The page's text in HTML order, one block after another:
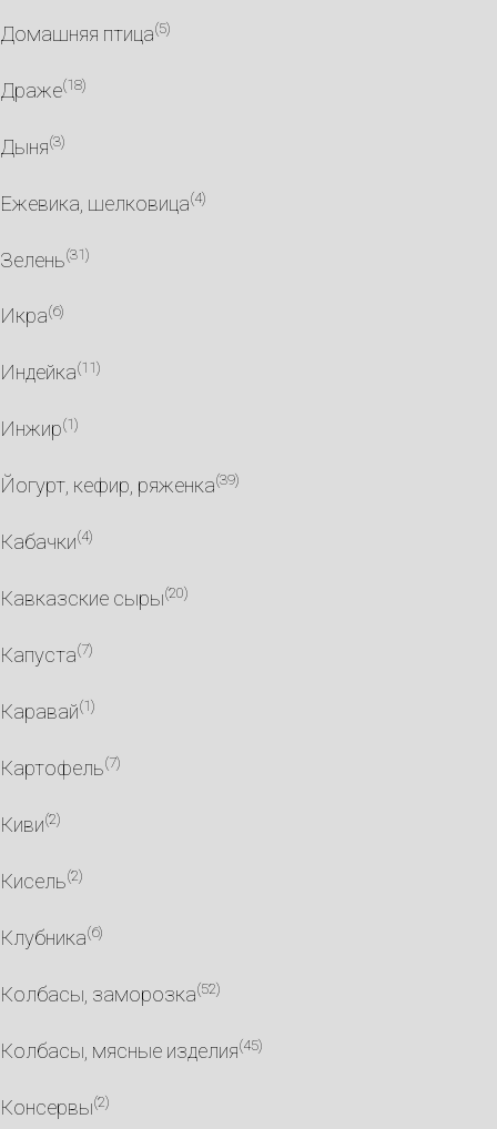
Домашняя птица(5)
Драже(18)
Дыня(3)
Ежевика, шелковица(4)
Зелень(31)
Икра(6)
Индейка(11)
Инжир(1)
Йогурт, кефир, ряженка(39)
Кабачки(4)
Кавказские сыры(20)
Капуста(7)
Каравай(1)
Картофель(7)
Киви(2)
Кисель(2)
Клубника(6)
Колбасы, заморозка(52)
Колбасы, мясные изделия(45)
Консервы(2)